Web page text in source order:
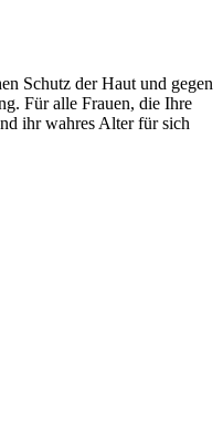
Schutz der Haut und gegen
Für alle Frauen, die Ihre
ihr wahres Alter für sich